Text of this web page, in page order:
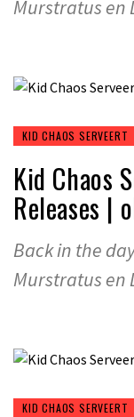
Murstratus en
KID CHAOS SERVEERT
Kid Chaos
Releases |
Back in the
Murstratus en
KID CHAOS SERVEERT